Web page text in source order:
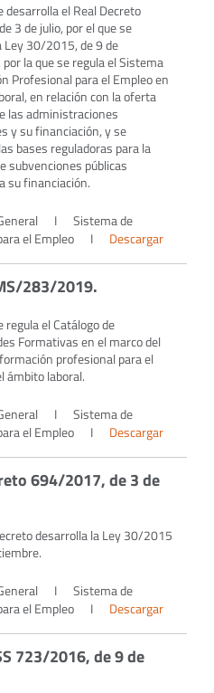
desarrolla el Real Decreto
3 de julio, por el que se
Ley 30/2015, de 9 de
la que se regula el Sistema
Profesional para el Empleo en
en relación con la oferta
las administraciones
y su financiación, y se
bases reguladoras para la
subvenciones públicas
su financiación.
I
Sistema de
el Empleo
I Descargar
283/2019.
regula el Catálogo de
Formativas en el marco del
profesional para el
ámbito laboral.
I
Sistema de
el Empleo
I Descargar
694/2017, de 3 de
desarrolla la Ley 30/2015
I
Sistema de
el Empleo
I Descargar
723/2016, de 9 de